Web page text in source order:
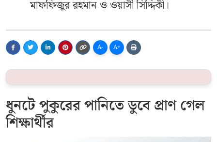
মাফফিজুর রহমান ও ওয়াসী সিদ্দিকী।
A- A+
ধুনটে পুকুরের পানিতে ডুবে প্রাণ গেল
শিক্ষার্থীর